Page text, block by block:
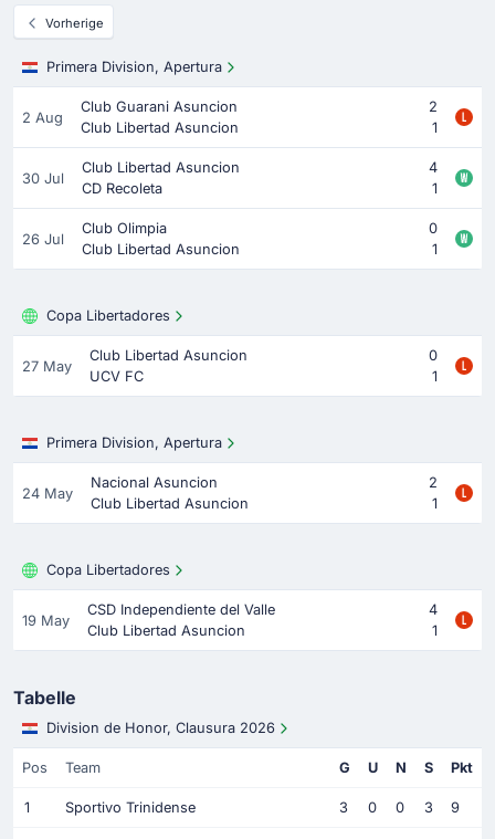
Vorherige
Primera Division, Apertura
2 Aug
Club Guarani Asuncion
2
Club Libertad Asuncion
1
30 Jul
Club Libertad Asuncion
4
CD Recoleta
1
26 Jul
Club Olimpia
0
Club Libertad Asuncion
1
Copa Libertadores
27 May
Club Libertad Asuncion
0
UCV FC
1
Primera Division, Apertura
24 May
Nacional Asuncion
2
Club Libertad Asuncion
1
Copa Libertadores
19 May
CSD Independiente del Valle
4
Club Libertad Asuncion
1
Tabelle
Division de Honor, Clausura 2026
Pos Team G U N S Pkt
1 Sportivo Trinidense 3 0 0 3 9